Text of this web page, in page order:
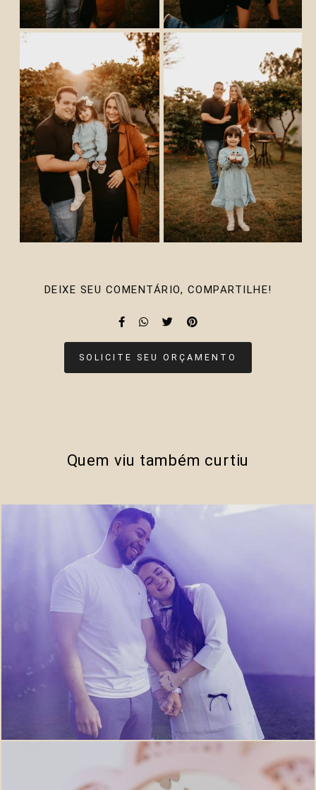
DEIXE SEU COMENTÁRIO, COMPARTILHE!
SOLICITE SEU ORÇAMENTO
Quem viu também curtiu
426 0